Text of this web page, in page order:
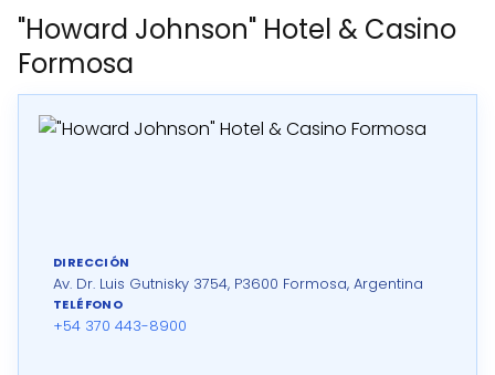
"Howard Johnson" Hotel & Casino
Formosa
DIRECCIÓN
Av. Dr. Luis Gutnisky 3754, P3600 Formosa, Argentina
TELÉFONO
+54 370 443-8900